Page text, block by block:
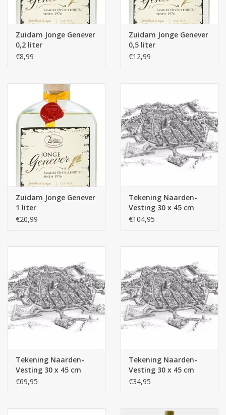
Zuidam Jonge Genever
0,2 liter
€8,99
Zuidam Jonge Genever
0,5 liter
€12,99
Zuidam Jonge Genever
1 liter
€20,99
Tekening Naarden-
Vesting 30 x 45 cm
ingelijst museumglas
€104,95
Tekening Naarden-
Vesting 30 x 45 cm
ingelijst
€69,95
Tekening Naarden-
Vesting 30 x 45 cm
€34,95